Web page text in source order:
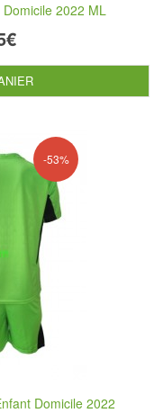
2022 ML
-53%
Domicile 2022